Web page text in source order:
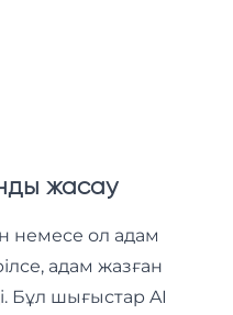
жасау
немесе ол адам
адам жазған
Бұл шығыстар AI